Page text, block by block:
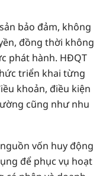
bảo đảm, không
đồng thời không
phát hành. HĐQT
triển khai từng
khoản, điều kiện
cũng như nhu
vốn huy động
để phục vụ hoạt